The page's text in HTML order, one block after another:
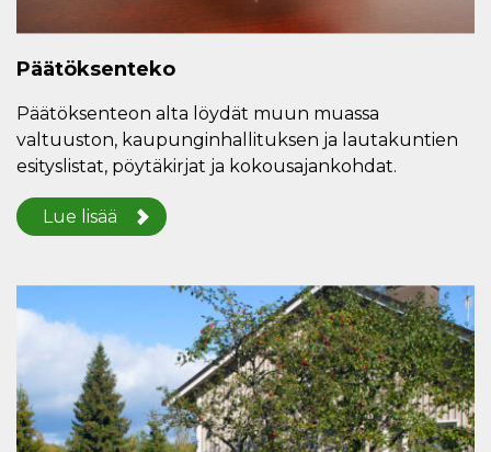
Päätöksenteko
Päätöksenteon alta löydät muun muassa
valtuuston, kaupunginhallituksen ja lautakuntien
esityslistat, pöytäkirjat ja kokousajankohdat.
Lue lisää